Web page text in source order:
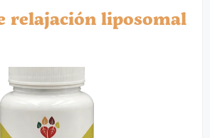
relajación liposomal